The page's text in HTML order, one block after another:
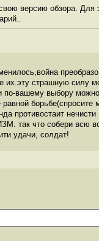
версию обзора. Для
страшную силу
по-вашему выбору
противостаит
так что собери всю
солдат!